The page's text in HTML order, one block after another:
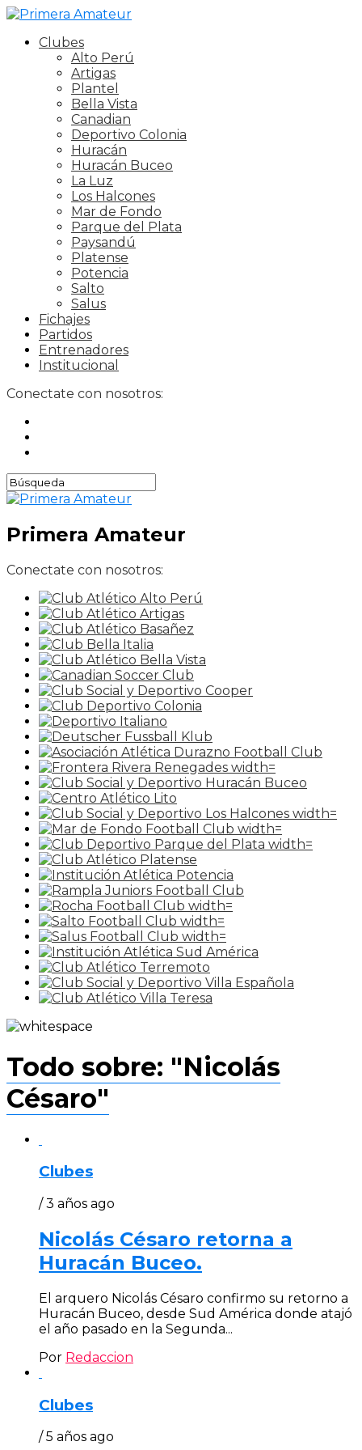
Clubes
Alto Perú
Artigas
Plantel
Bella Vista
Canadian
Deportivo Colonia
Huracán
Huracán Buceo
La Luz
Los Halcones
Mar de Fondo
Parque del Plata
Paysandú
Platense
Potencia
Salto
Salus
Fichajes
Partidos
Entrenadores
Institucional
Conectate con nosotros:
Primera Amateur
Conectate con nosotros:
Todo sobre: "Nicolás
Césaro"
Clubes
/ 3 años ago
Nicolás Césaro retorna a
Huracán Buceo.
El arquero Nicolás Césaro confirmo su retorno a
Huracán Buceo, desde Sud América donde atajó
el año pasado en la Segunda...
Por Redaccion
Clubes
/ 5 años ago